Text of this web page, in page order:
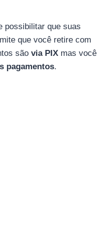
possibilitar que suas
que você retire com
sãovia PIX mas você
pagamentos.